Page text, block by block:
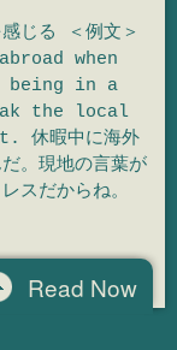
じる ＜例文＞
when
being in a
the local
休暇中に海外
。現地の言葉が
スだからね。
Read Now